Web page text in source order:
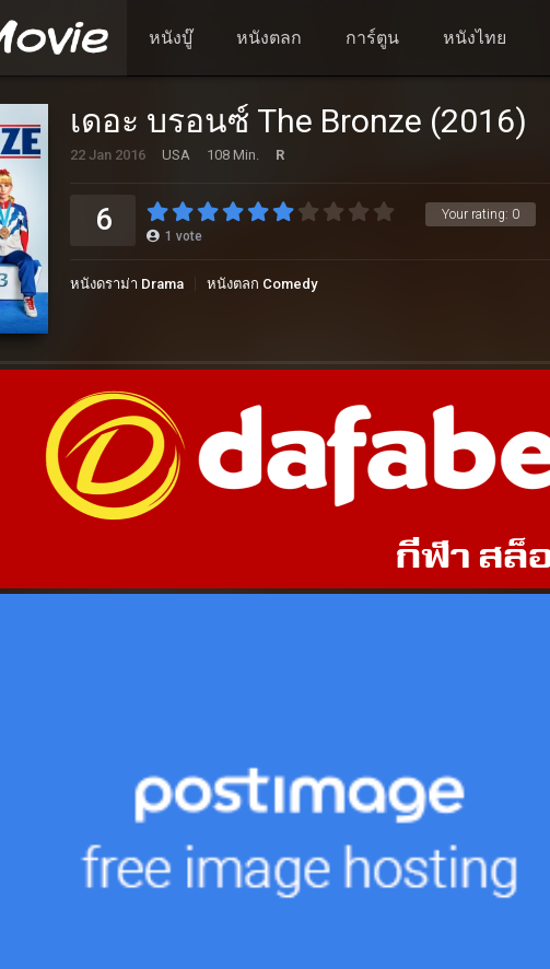
หนังบู๊ หนังตลก การ์ตูน หนังไทย
เดอะ บรอนซ์ The Bronze (2016)
22 Jan 2016 USA 108 Min. R
Your rating: 0
6 1 vote
หนังดราม่า Drama หนังตลก Comedy